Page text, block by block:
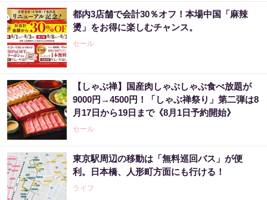
都内3店舗で会計30％オフ！本場中国「麻辣
燙」をお得に楽しむチャンス。
セール
【しゃぶ禅】国産肉しゃぶしゃぶ食べ放題が
9000円→4500円！「しゃぶ禅祭り」第二弾は8
月17日から19日まで《8月1日予約開始》
セール
東京駅周辺の移動は「無料巡回バス」が便
利。日本橋、人形町方面にも行ける！
ライフ